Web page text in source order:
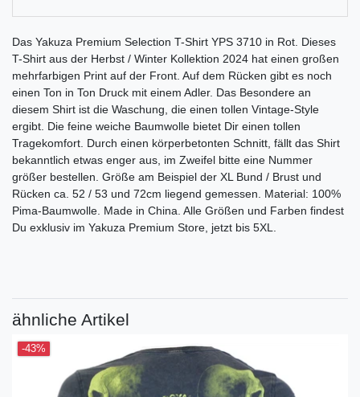
Das Yakuza Premium Selection T-Shirt YPS 3710 in Rot. Dieses
T-Shirt aus der Herbst / Winter Kollektion 2024 hat einen großen
mehrfarbigen Print auf der Front. Auf dem Rücken gibt es noch
einen Ton in Ton Druck mit einem Adler. Das Besondere an
diesem Shirt ist die Waschung, die einen tollen Vintage-Style
ergibt. Die feine weiche Baumwolle bietet Dir einen tollen
Tragekomfort. Durch einen körperbetonten Schnitt, fällt das Shirt
bekanntlich etwas enger aus, im Zweifel bitte eine Nummer
größer bestellen. Größe am Beispiel der XL Bund / Brust und
Rücken ca. 52 / 53 und 72cm liegend gemessen. Material: 100%
Pima-Baumwolle. Made in China. Alle Größen und Farben findest
Du exklusiv im Yakuza Premium Store, jetzt bis 5XL.
ähnliche Artikel
-43%